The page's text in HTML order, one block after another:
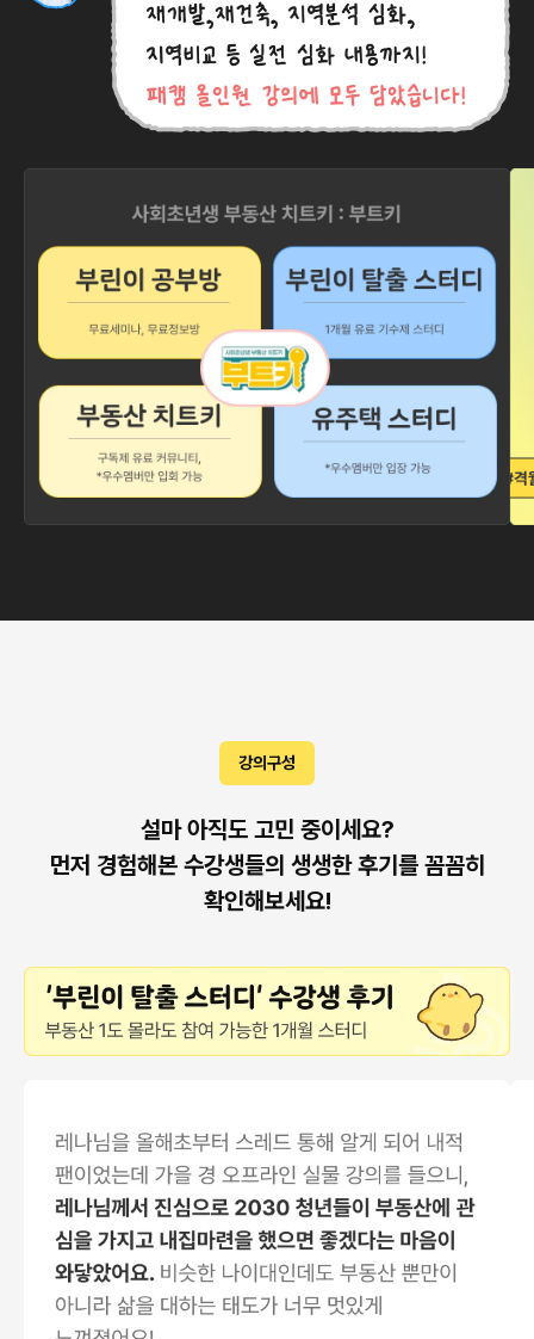
강의구성
설마 아직도 고민 중이세요?
먼저 경험해본 수강생들의 생생한 후기를 꼼꼼히
확인해보세요!